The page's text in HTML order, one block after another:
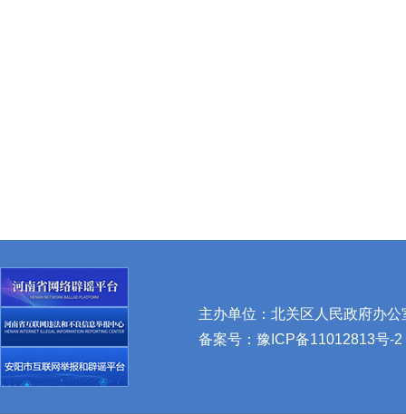
主办单位：北关区人民政府办
备案号： 豫ICP备11012813号-2